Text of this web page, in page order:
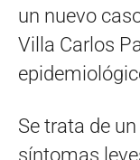
un nuevo
Villa Carlos
Se trata de
síntomas